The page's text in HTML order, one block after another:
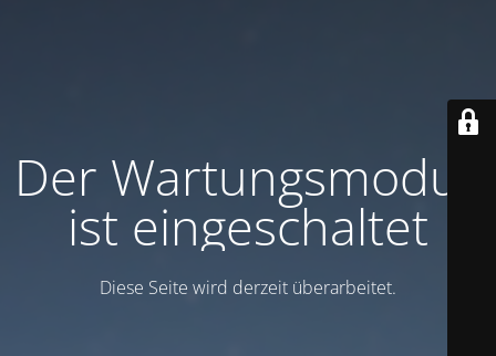
Der Wartungsmodus
ist eingeschaltet
Diese Seite wird derzeit überarbeitet.